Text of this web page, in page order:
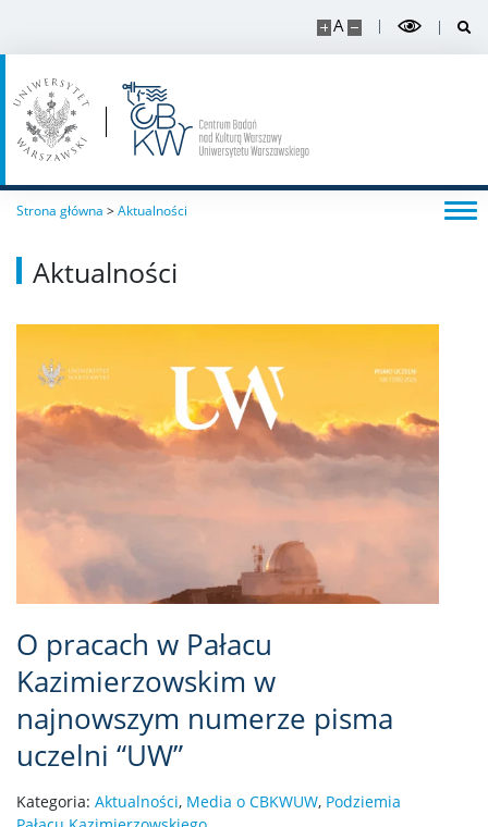
A
Strona główna >Aktualności
Aktualności
O pracach w Pałacu
Kazimierzowskim w
najnowszym numerze pisma
uczelni “UW”
Kategoria: Aktualności, Media o CBKWUW, Podziemia